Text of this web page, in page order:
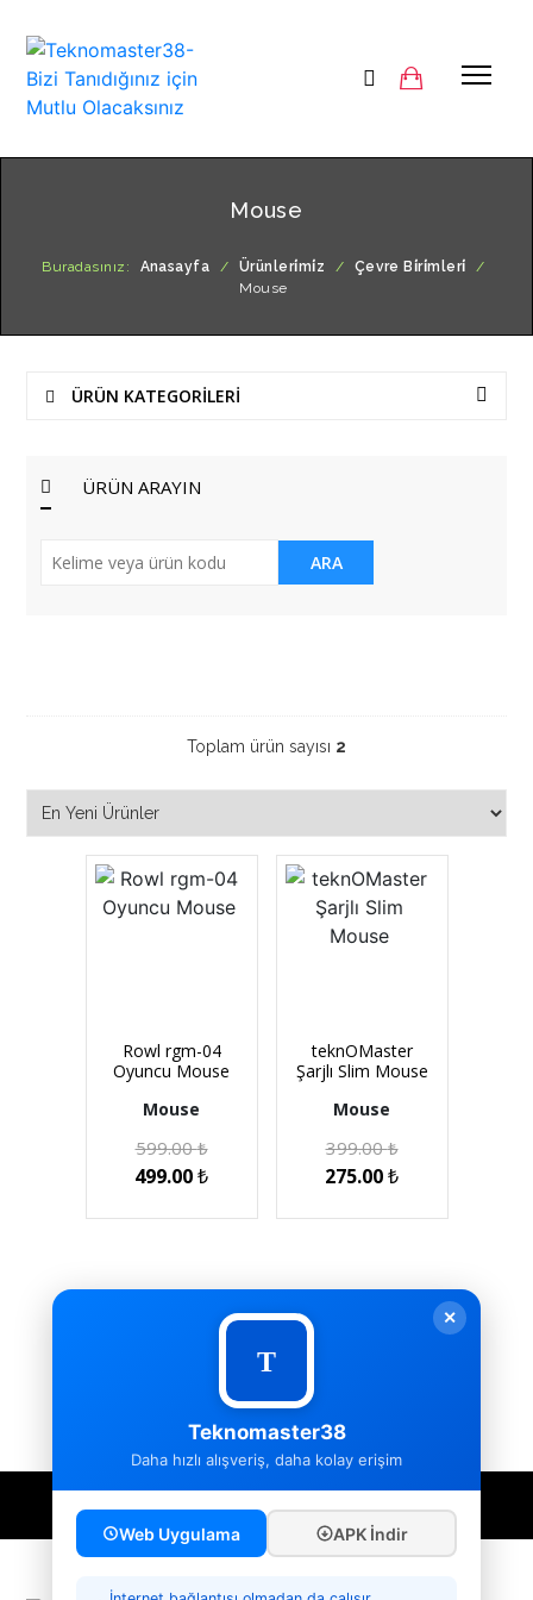
Mouse
Buradasınız: Anasayfa / Ürünleri̇mi̇z / Çevre Bi̇ri̇mleri̇
/
Mouse
ÜRÜN KATEGORİLERİ
ÜRÜN ARAYIN
ARA
Toplam ürün sayısı 2
Rowl rgm-04
Oyuncu Mouse
Mouse
599.00₺
499.00₺
teknOMaster
Şarjlı Slim Mouse
Mouse
399.00₺
275.00₺
1(current)
Detaylı Bilgi İçin Bizi Arayın
✕
Teknomaster38
Daha hızlı alışveriş, daha kolay erişim
Web Uygulama APK İndir